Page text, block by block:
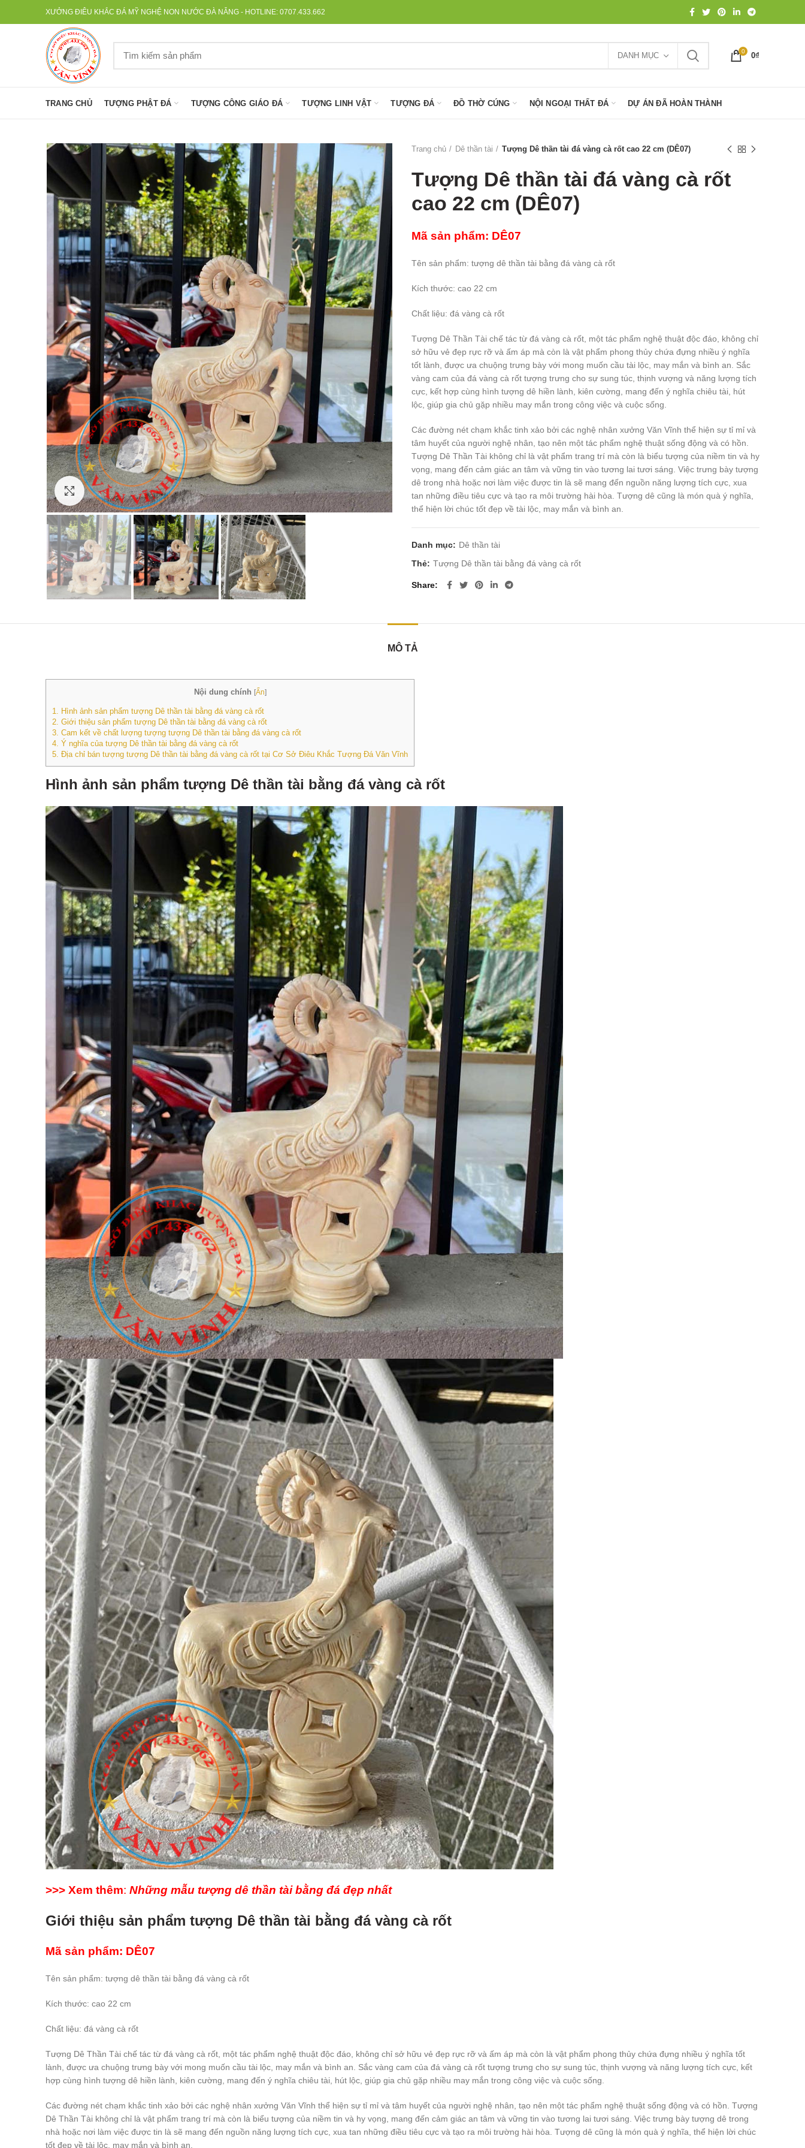
XƯỞNG ĐIÊU KHẮC ĐÁ MỸ NGHỆ NON NƯỚC ĐÀ NẴNG - HOTLINE: 0707.433.662
DANH MỤC 0 0₫
TRANG CHỦ TƯỢNG PHẬT ĐÁ TƯỢNG CÔNG GIÁO ĐÁ TƯỢNG LINH VẬT TƯỢNG ĐÁ ĐỒ THỜ CÚNG NỘI NGOẠI THẤT ĐÁ DỰ ÁN ĐÃ HOÀN THÀNH
Click to enlarge
Trang chủ Dê thần tài Tượng Dê thần tài đá vàng cà rốt cao 22 cm (DÊ07)
Tượng Dê thần tài đá vàng cà rốt
cao 22 cm (DÊ07)
Mã sản phẩm: DÊ07
Tên sản phẩm: tượng dê thần tài bằng đá vàng cà rốt
Kích thước: cao 22 cm
Chất liệu: đá vàng cà rốt
Tượng Dê Thần Tài chế tác từ đá vàng cà rốt, một tác phẩm nghệ thuật độc đáo, không chỉ
sở hữu vẻ đẹp rực rỡ và ấm áp mà còn là vật phẩm phong thủy chứa đựng nhiều ý nghĩa
tốt lành, được ưa chuộng trưng bày với mong muốn cầu tài lộc, may mắn và bình an. Sắc
vàng cam của đá vàng cà rốt tượng trưng cho sự sung túc, thịnh vượng và năng lượng tích
cực, kết hợp cùng hình tượng dê hiền lành, kiên cường, mang đến ý nghĩa chiêu tài, hút
lộc, giúp gia chủ gặp nhiều may mắn trong công việc và cuộc sống.
Các đường nét chạm khắc tinh xảo bởi các nghệ nhân xưởng Văn Vĩnh thể hiện sự tỉ mỉ và
tâm huyết của người nghệ nhân, tạo nên một tác phẩm nghệ thuật sống động và có hồn.
Tượng Dê Thần Tài không chỉ là vật phẩm trang trí mà còn là biểu tượng của niềm tin và hy
vọng, mang đến cảm giác an tâm và vững tin vào tương lai tươi sáng. Việc trưng bày tượng
dê trong nhà hoặc nơi làm việc được tin là sẽ mang đến nguồn năng lượng tích cực, xua
tan những điều tiêu cực và tạo ra môi trường hài hòa. Tượng dê cũng là món quà ý nghĩa,
thể hiện lời chúc tốt đẹp về tài lộc, may mắn và bình an.
Danh mục: Dê thần tài
Thẻ: Tượng Dê thần tài bằng đá vàng cà rốt
Share
MÔ TẢ
Nội dung chính [Ẩn]
1. Hình ảnh sản phẩm tượng Dê thần tài bằng đá vàng cà rốt
2. Giới thiệu sản phẩm tượng Dê thần tài bằng đá vàng cà rốt
3. Cam kết về chất lượng tượng tượng Dê thần tài bằng đá vàng cà rốt
4. Ý nghĩa của tượng Dê thần tài bằng đá vàng cà rốt
5. Địa chỉ bán tượng tượng Dê thần tài bằng đá vàng cà rốt tại Cơ Sở Điêu Khắc Tượng Đá Văn Vĩnh
Hình ảnh sản phẩm tượng Dê thần tài bằng đá vàng cà rốt
>>> Xem thêm: Những mẫu tượng dê thần tài bằng đá đẹp nhất
Giới thiệu sản phẩm tượng Dê thần tài bằng đá vàng cà rốt
Mã sản phẩm: DÊ07
Tên sản phẩm: tượng dê thần tài bằng đá vàng cà rốt
Kích thước: cao 22 cm
Chất liệu: đá vàng cà rốt
Tượng Dê Thần Tài chế tác từ đá vàng cà rốt, một tác phẩm nghệ thuật độc đáo, không chỉ sở hữu vẻ đẹp rực rỡ và ấm áp mà còn là vật phẩm phong thủy chứa đựng nhiều ý nghĩa tốt
lành, được ưa chuộng trưng bày với mong muốn cầu tài lộc, may mắn và bình an. Sắc vàng cam của đá vàng cà rốt tượng trưng cho sự sung túc, thịnh vượng và năng lượng tích cực, kết
hợp cùng hình tượng dê hiền lành, kiên cường, mang đến ý nghĩa chiêu tài, hút lộc, giúp gia chủ gặp nhiều may mắn trong công việc và cuộc sống.
Các đường nét chạm khắc tinh xảo bởi các nghệ nhân xưởng Văn Vĩnh thể hiện sự tỉ mỉ và tâm huyết của người nghệ nhân, tạo nên một tác phẩm nghệ thuật sống động và có hồn. Tượng
Dê Thần Tài không chỉ là vật phẩm trang trí mà còn là biểu tượng của niềm tin và hy vọng, mang đến cảm giác an tâm và vững tin vào tương lai tươi sáng. Việc trưng bày tượng dê trong
nhà hoặc nơi làm việc được tin là sẽ mang đến nguồn năng lượng tích cực, xua tan những điều tiêu cực và tạo ra môi trường hài hòa. Tượng dê cũng là món quà ý nghĩa, thể hiện lời chúc
tốt đẹp về tài lộc, may mắn và bình an.